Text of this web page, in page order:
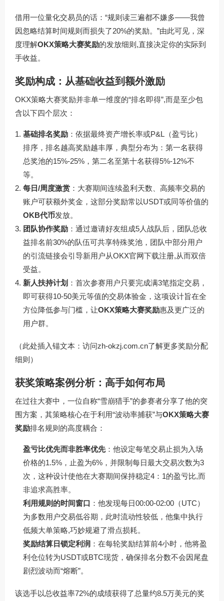
借用一位量化交易员的话：“规则读三遍都不嫌多——我曾
因忽略结算时间规则而损失了20%的奖励。”由此可见，深
度理解OKX策略大赛奖励的发放细则,直接决定你的实际到
手收益。
奖励构成：从基础收益到额外激励
OKX策略大赛奖励并非单一维度的“排名即得”,而是至少包
含以下四个层次：
基础排名奖励 ：依据最终资产增长率或P&L（盈亏比）
排序，排名越高奖励越丰厚，典型分布为：第一名获得
总奖池的15%-25%，第二名至第十名获得5%-12%不
等。
每日/周度激赏 ：大赛期间连续盈利天数、高频率交易的
账户可获额外奖金，这部分奖励常以USDT或同等价值的
OKB代币发放。
团队协作奖励 ：通过邀请好友组成5人战队后，团队总收
益排名前30%的队伍可共享特殊奖池，团队中部分用户
的引流链接会引导新用户从OKX官网下载注册,从而双倍
受益。
新人扶持计划 ：首次参赛用户只要完成满3笔指定交易，
即可获得10-50美元等值的交易体验金，这项设计旨在全
方位降低参与门槛，让OKX策略大赛奖励惠及更广泛的
用户群。
（此处插入锚文本：访问zh-okzj.com.cn了解更多奖励分配
细则）
获奖策略案例分析：高手如何布局
在过往大赛中，一位自称“雪崩猎手”的参赛者分享了他的突
围方案，其策略核心在于利用“波动率捕获”与OKX策略大赛
奖励排名规则的高度耦合：
盈亏比优先而非胜率优先：他设定每笔交易止损为入场
价格的1.5%，止盈为6%，并限制每日最大交易次数为3
次，这种设计使他在大赛期间保持稳定4：1的盈亏比,而
非追求高胜率。
利用规则的时间窗口 ：他发现每日00:00-02:00（UTC）
为多数用户交易低谷期，此时流动性较低，他集中执行
低频大单策略,巧妙规避了滑点损耗。
奖励结算日锁定利润 ：在每轮奖励结算前4小时，他将盈
利仓位转为USDT或BTC现货，确保排名分数不会因尾盘
剧烈波动而“熔断”。
该选手以总收益率72%的成绩获得了总量约8.5万美元的奖